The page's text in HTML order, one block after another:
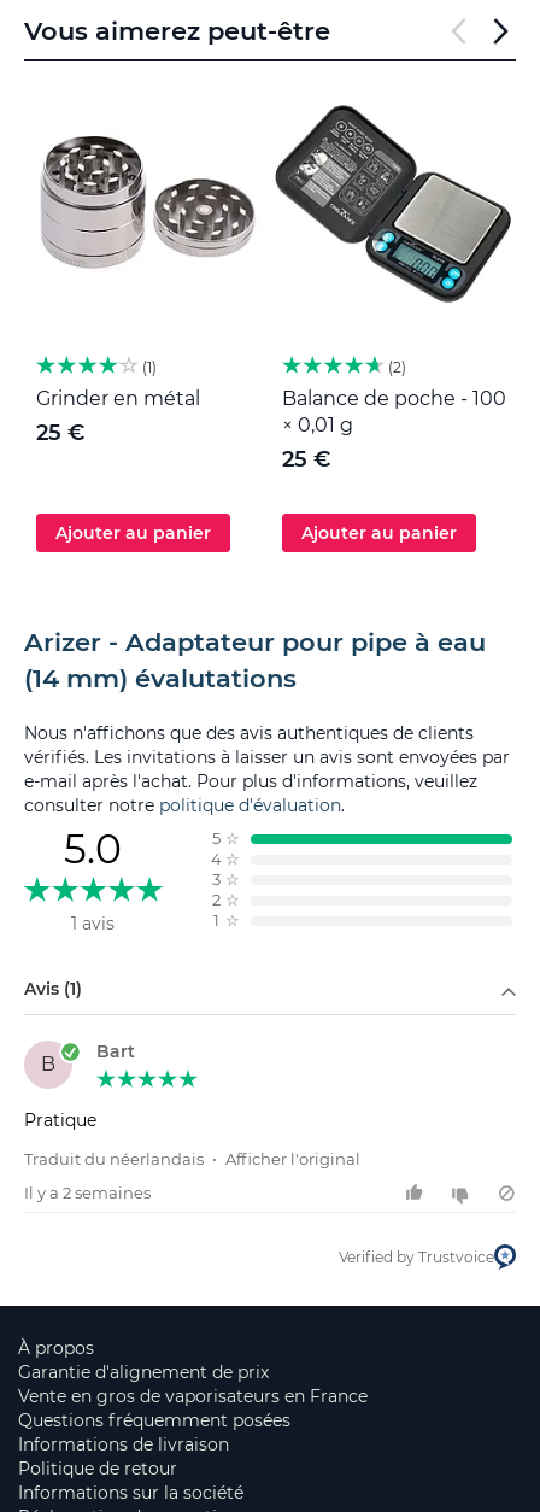
Vous aimerez peut-être
1
Grinder en métal
25 €
Ajouter au panier
2
Balance de poche - 100
× 0,01 g
25 €
Ajouter au panier
Arizer - Adaptateur pour pipe à eau
(14 mm) évalutations
Nous n'affichons que des avis authentiques de clients
vérifiés. Les invitations à laisser un avis sont envoyées par
e-mail après l'achat. Pour plus d'informations, veuillez
consulter notre politique d'évaluation.
5.0
1 avis
5 ☆
4 ☆
3 ☆
2 ☆
1 ☆
Avis (1)
B
Bart
Pratique
Traduit du néerlandais • Afficher l'original
Il y a 2 semaines
Verified by Trustvoice
À propos
Garantie d'alignement de prix
Vente en gros de vaporisateurs en France
Questions fréquemment posées
Informations de livraison
Politique de retour
Informations sur la société